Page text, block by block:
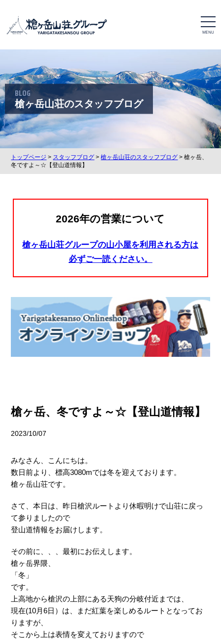
t
o
g
l
n
a
v
g
a
o
n
BLOG
槍ヶ岳山荘のスタッフブログ
トップページ > スタッフブログ >槍ヶ岳山荘のスタッフブログ > 槍ヶ岳、
冬ですよ～☆【登山道情報】
2026年の営業について
槍ヶ岳山荘グループの山小屋を利用される方は
必ずご一読ください。
槍ヶ岳、冬ですよ～☆【登山道情報】
2023/10/07
みなさん、こんにちは。
数日前より、標高3080mでは冬を迎えております。
槍ヶ岳山荘です。
さて、本日は、昨日槍沢ルートより休暇明けで山荘に戻っ
て参りましたので
登山道情報をお届けします。
その前に、、、最初にお伝えします。
槍ヶ岳界隈、
「冬」
です。
上高地から槍沢の上部にある天狗の分岐付近までは、
現在(10月6日）は、まだ紅葉を楽しめるルートとなってお
りますが、
そこから上は表情を変えておりますので